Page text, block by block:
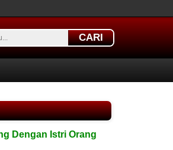
CARI
Dengan Istri Orang